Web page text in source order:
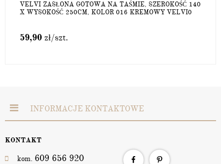
VELVI ZASŁONA GOTOWA NA TAŚMIE, SZEROKOŚĆ 140
X WYSOKOŚĆ 250CM, KOLOR 016 KREMOWY VELVI0
59,90 zł/szt.
INFORMACJE KONTAKTOWE
KONTAKT
kom. 609 656 920